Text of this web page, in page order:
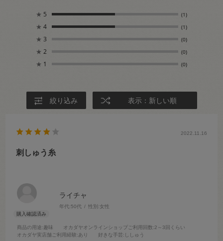
★ 5 (1)
★ 4 (1)
★ 3 (0)
★ 2 (0)
★ 1 (0)
絞り込み 表示：新しい順
ライチャ
年代:50代 性別:女性
商品の用途:趣味 オカダヤオンラインショップご利用回数:2～3回くらい
オカダヤ実店舗ご利用経験:あり 好きな手芸:ししゅう
2022.11.16
刺しゅう糸